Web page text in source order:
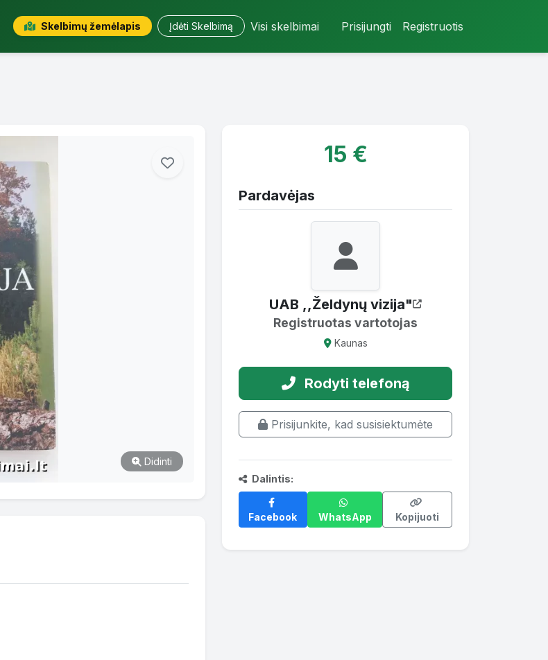
Skelbimų žemėlapis Įdėti Skelbimą Visi skelbimai Prisijungti Registruotis
Didinti
15 €
Pardavėjas
UAB ,,Želdynų vizija"
Registruotas vartotojas
Kaunas
Rodyti telefoną
Prisijunkite, kad susisiektumėte
Dalintis:
Facebook WhatsApp Kopijuoti